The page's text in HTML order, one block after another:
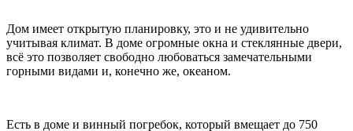
Дом имеет открытую планировку, это и не удивительно
учитывая климат. В доме огромные окна и стеклянные двери,
всё это позволяет свободно любоваться замечательными
горными видами и, конечно же, океаном.
Есть в доме и винный погребок, который вмещает до 750